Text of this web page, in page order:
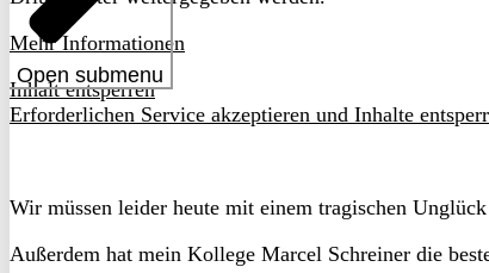
Open submenu
Mehr Informationen
Inhalt entsperren
Erforderlichen Service akzeptieren und Inhalte
Wir müssen leider heute mit einem tragischen
Außerdem hat mein Kollege Marcel Schreiner die